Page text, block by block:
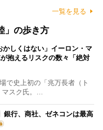
一覧を見る
」の歩き方
かしくはない」イーロン・マ
抱えるリスクの数々「絶対
で史上初の「兆万長者（ト
スク氏。…
銀行、商社、ゼネコンは最高